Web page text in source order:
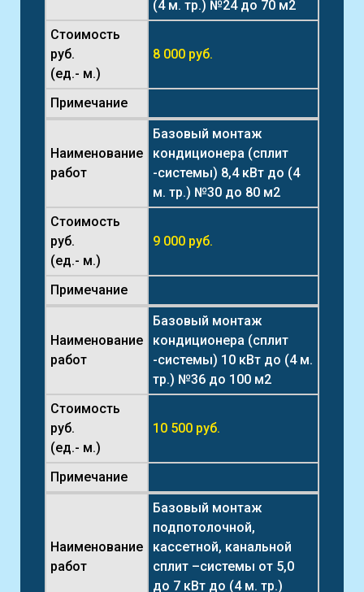
(4 м. тр.) №24 до 70 м2
Стоимость
руб.
(ед.- м.)
8 000 руб.
Примечание
Наименование
работ
Базовый монтаж
кондиционера (сплит
-системы) 8,4 кВт до (4
м. тр.) №30 до 80 м2
Стоимость
руб.
(ед.- м.)
9 000 руб.
Примечание
Наименование
работ
Базовый монтаж
кондиционера (сплит
-системы) 10 кВт до (4 м.
тр.) №36 до 100 м2
Стоимость
руб.
(ед.- м.)
10 500 руб.
Примечание
Наименование
работ
Базовый монтаж
подпотолочной,
кассетной, канальной
сплит –системы от 5,0
до 7 кВт до (4 м. тр.)